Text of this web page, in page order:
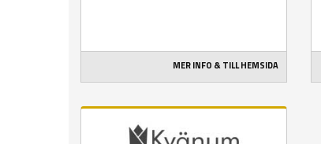
MER INFO & TILL HEMSIDA